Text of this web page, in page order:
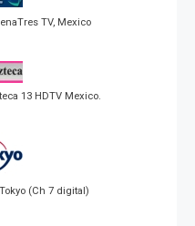
TV, Mexico
13 HDTV Mexico.
(Ch 7 digital)